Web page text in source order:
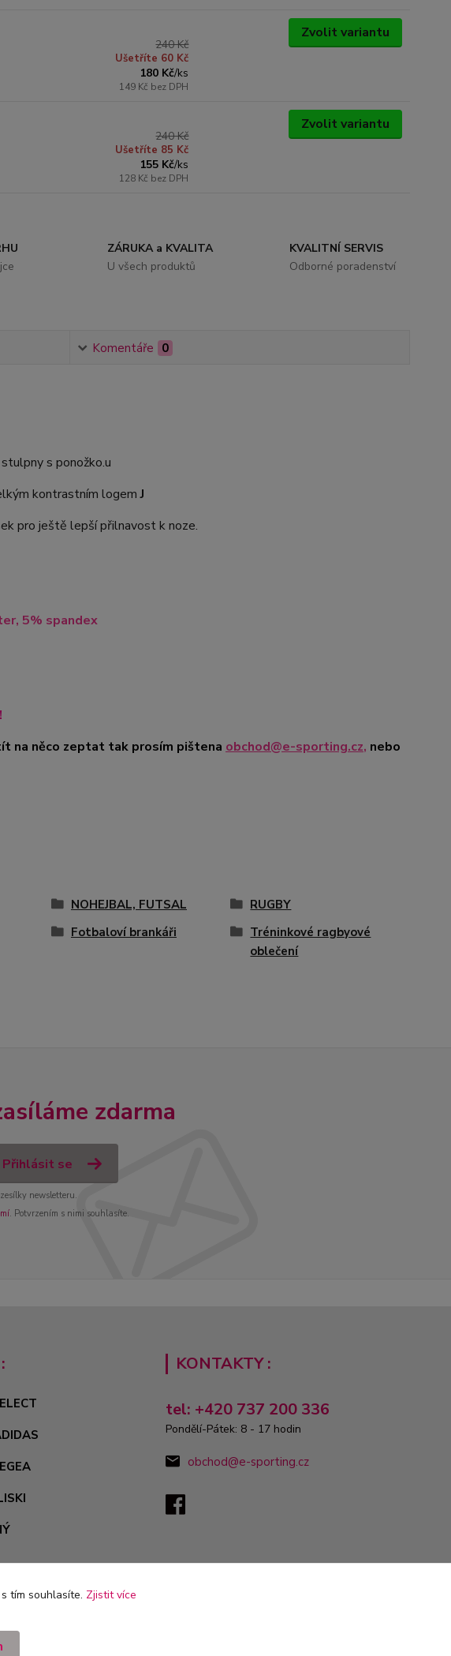
240 Kč
Ušetříte 60 Kč
180 Kč/ks
149 Kč bez DPH
Zvolit variantu
240 Kč
Ušetříte 85 Kč
155 Kč/ks
128 Kč bez DPH
Zvolit variantu
ZÁRUKA a KVALITA
U všech produktů
KVALITNÍ SERVIS
Odborné poradenství
Komentáře 0
s ponožko.u
kontrastním logemJ
pro ještě lepší přilnavost k noze.
5% spandex
na něco zeptat tak prosím pištena obchod@e-sporting.cz, nebo
NOHEJBAL, FUTSAL
RUGBY
Fotbaloví brankáři
Tréninkové ragbyové
oblečení
zdarma
Přihlásit se
newsletteru.
. Potvrzením s nimi souhlasíte.
KONTAKTY :
tel: +420 737 200 336
Pondělí-Pátek: 8 - 17 hodin
obchod@e-sporting.cz
tím souhlasíte. Zjistit více